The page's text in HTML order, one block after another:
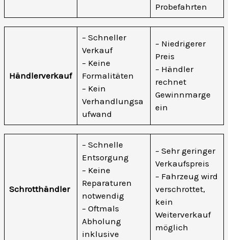
Probefahrten
Händlerverkauf
– Schneller
Verkauf
– Keine
Formalitäten
– Kein
Verhandlungsa
ufwand
– Niedrigerer
Preis
– Händler
rechnet
Gewinnmarge
ein
Schrotthändler
– Schnelle
Entsorgung
– Keine
Reparaturen
notwendig
– Oftmals
Abholung
inklusive
– Sehr geringer
Verkaufspreis
– Fahrzeug wird
verschrottet,
kein
Weiterverkauf
möglich